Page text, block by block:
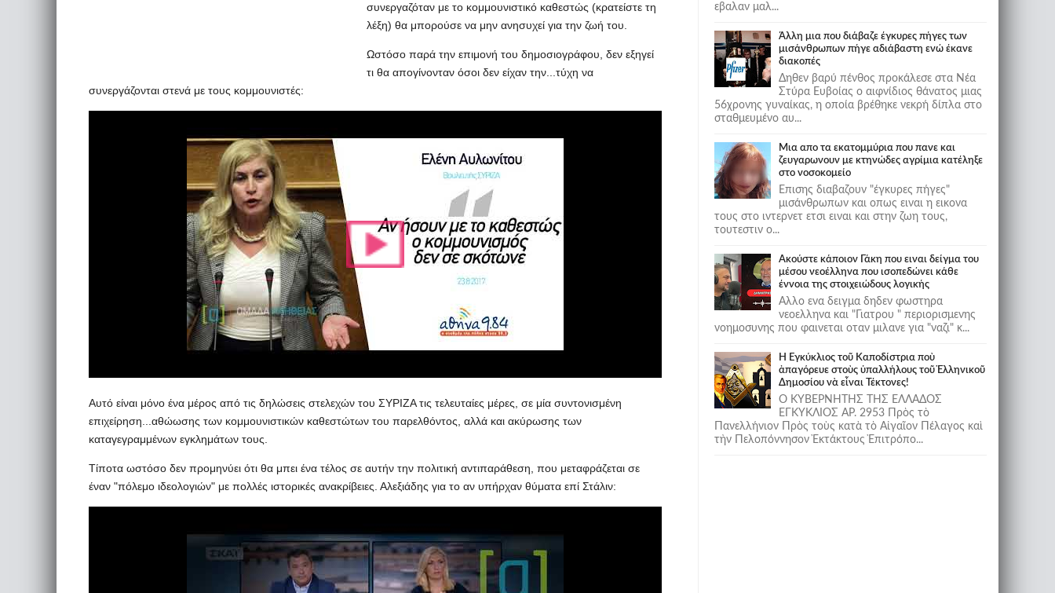
συνεργαζόταν με το κομμουνιστικό καθεστώς (κρατείστε τη
λέξη) θα μπορούσε να μην ανησυχεί για την ζωή του.
Ωστόσο παρά την επιμονή του δημοσιογράφου, δεν εξηγεί
τι θα απογίνονταν όσοι δεν είχαν την...τύχη να
συνεργάζονται στενά με τους κομμουνιστές:
Αυτό είναι μόνο ένα μέρος από τις δηλώσεις στελεχών του ΣΥΡΙΖΑ τις τελευταίες μέρες, σε μία συντονισμένη
επιχείρηση...αθώωσης των κομμουνιστικών καθεστώτων του παρελθόντος, αλλά και ακύρωσης των
καταγεγραμμένων εγκλημάτων τους.
Τίποτα ωστόσο δεν προμηνύει ότι θα μπει ένα τέλος σε αυτήν την πολιτική αντιπαράθεση, που μεταφράζεται σε
έναν "πόλεμο ιδεολογιών" με πολλές ιστορικές ανακρίβειες. Αλεξιάδης για το αν υπήρχαν θύματα επί Στάλιν:
εβαλαν μαλ...
Άλλη μια που διάβαζε έγκυρες πήγες των
μισάνθρωπων πήγε αδιάβαστη ενώ έκανε
διακοπές
Δηθεν βαρύ πένθος προκάλεσε στα Νέα
Στύρα Ευβοίας ο αιφνίδιος θάνατος μιας
56χρονης γυναίκας, η οποία βρέθηκε νεκρή δίπλα στο
σταθμευμένο αυ...
Μια απο τα εκατομμύρια που πανε και
ζευγαρωνουν με κτηνώδες αγρίμια κατέληξε
στο νοσοκομείο
Επισης διαβαζουν "έγκυρες πήγες"
μισάνθρωπων και οπως ειναι η εικονα
τους στο ιντερνετ ετσι ειναι και στην ζωη τους,
τουτεστιν ο...
Ακούστε κάποιον Γάκη που ειναι δείγμα του
μέσου νεοέλληνα που ισοπεδώνει κάθε
έννοια της στοιχειώδους λογικής
Αλλο ενα δειγμα δηδεν φωστηρα
νεοελληνα και "Γιατρου " περιορισμενης
νοημοσυνης που φαινεται οταν μιλανε για "ναζι" κ...
Ἡ Ἐγκύκλιος τοῦ Καποδίστρια ποὺ
ἀπαγόρευε στοὺς ὑπαλλήλους τοῦ Ἑλληνικοῦ
Δημοσίου νὰ εἶναι Τέκτονες!
Ο ΚΥΒΕΡΝΗΤΗΣ ΤΗΣ ΕΛΛΑΔΟΣ
ΕΓΚΥΚΛΙΟΣ ΑΡ. 2953 Πρὸς τὸ
Πανελλήνιον Πρὸς τοὺς κατὰ τὸ Αἰγαῖον Πέλαγος καὶ
τὴν Πελοπόννησον Ἐκτάκτους Ἐπιτρόπο...